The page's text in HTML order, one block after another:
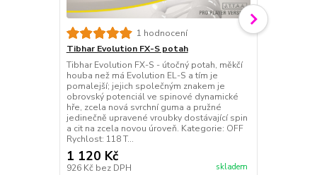
1 hodnocení
Tibhar Evolution FX-S potah
Tibhar Evolution FX-S - útočný potah, měkčí
houba než má Evolution EL-S a tím je
pomalejší; jejich společným znakem je
obrovský potenciál ve spinové dynamické
hře, zcela nová svrchní guma a pružné
jedinečně upravené vroubky dostávající spin
a cit na zcela novou úroveň. Kategorie: OFF
Rychlost: 118 T...
1 120 Kč
926 Kč bez DPH skladem